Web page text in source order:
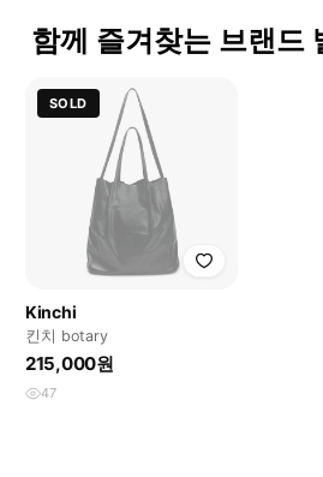
함께 즐겨찾는 브랜드
SOLD
Kinchi
킨치 botary
215,000원
47